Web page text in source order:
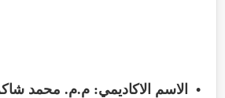
• الاسم الاكاديمي: م.م. محمد